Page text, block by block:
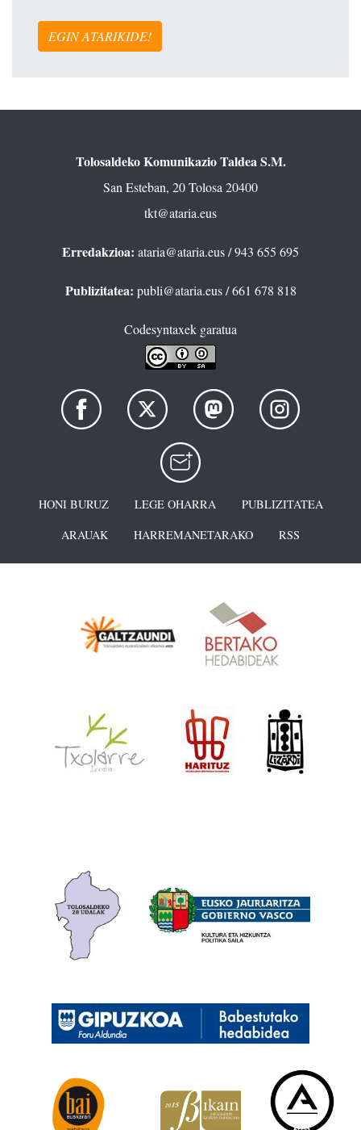
EGIN ATARIKIDE!
Tolosaldeko Komunikazio Taldea S.M.
San Esteban, 20 Tolosa 20400
tkt@ataria.eus
Erredakzioa: ataria@ataria.eus/ 943 655 695
Publizitatea: publi@ataria.eus/ 661 678 818
Codesyntaxek garatua
HONI BURUZ LEGE OHARRA
PUBLIZITATEA
ARAUAK
HARREMANETARAKO RSS